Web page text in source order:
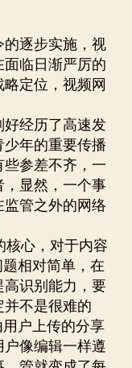
控
背
景
下，
闭
式
运
营
不
是
路
逐步实施，视
临日渐严厉的
定位，视频网
经历了高速发
年的重要传播
参差不齐，一
显然，一个事
管之外的网络
心，对于内容
相对简单，在
识别能力，要
不是很难的
户上传的分享
像编辑一样遵